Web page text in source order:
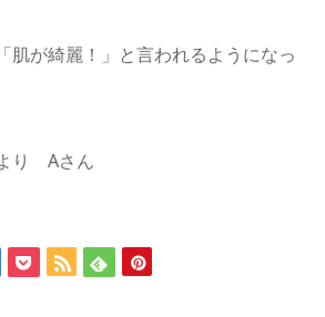
肌が綺麗！」と言われるようになっ
り Aさん